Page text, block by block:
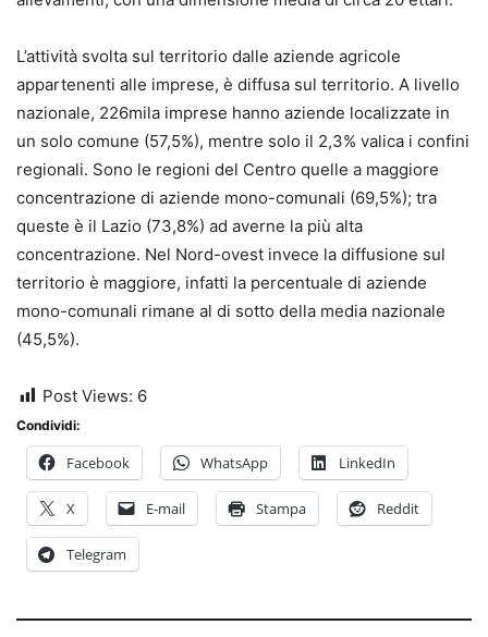
L’attività svolta sul territorio dalle aziende agricole
appartenenti alle imprese, è diffusa sul territorio. A livello
nazionale, 226mila imprese hanno aziende localizzate in
un solo comune (57,5%), mentre solo il 2,3% valica i confini
regionali. Sono le regioni del Centro quelle a maggiore
concentrazione di aziende mono-comunali (69,5%); tra
queste è il Lazio (73,8%) ad averne la più alta
concentrazione. Nel Nord-ovest invece la diffusione sul
territorio è maggiore, infatti la percentuale di aziende
mono-comunali rimane al di sotto della media nazionale
(45,5%).
Post Views: 6
Condividi:
Facebook WhatsApp LinkedIn
X E-mail Stampa Reddit
Telegram